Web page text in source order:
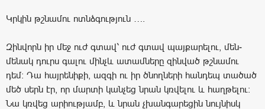
Կրկին թշնամու ոտնձգություն ….
Զինվորն իր մեջ ուժ գտավ՝ ուժ գտավ պայքարելու, մեն-
մենակ դուրս գալու մինչև ատամները զինված թշնամու
դեմ: Դա հայրենիքի, ազգի ու իր ծնողների հանդեպ տածած
մեծ սերն էր, որ մարտի կանչեց նրան կռվելու և հաղթելու:
Նա կռվեց արիությամբ, և նրան չխանգարեցին նույնիսկ